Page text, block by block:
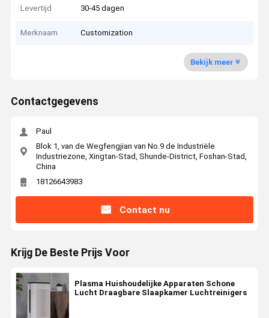
Levertijd 30-45 dagen
Merknaam Customization
Bekijk meer
Contactgegevens
Paul
Blok 1, van de Wegfengjian van No.9 de Industriële
Industriezone, Xingtan-Stad, Shunde-District, Foshan-Stad,
China
18126643983
Contact nu
Krijg De Beste Prijs Voor
Plasma Huishoudelijke Apparaten Schone
Lucht Draagbare Slaapkamer Luchtreinigers